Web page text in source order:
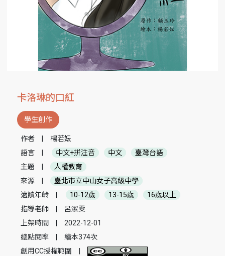
卡洛琳的口紅
學生創作
作者
楊若妘
語言
中文+拼注音 中文
臺灣台語
主題
人權教育
來源
臺北市立中山女子高級中學
適讀年齡
10-12歲 13-15歲
16歲以上
指導老師
呂潔雯
上架時間
2022-12-01
總點閱率
繪本374次
創用CC授權範圍